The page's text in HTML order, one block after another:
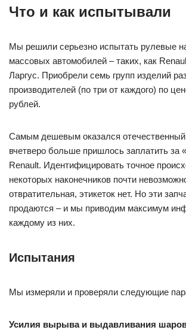
Что и как испытывали
Мы решили серьезно испытать рулевые
массовых автомобилей – таких, как
Ларгус. Приобрели семь групп изделий
производителей (по три от каждого) по
рублей.
Самым дешевым оказался
вчетверо больше пришлось заплатить за
Renault. Идентифицировать точное
некоторых наконечников почти
отвратительная, этикеток нет. Но эти
продаются – и мы приводим максимум
каждому из них.
Испытания
Мы измеряли и проверяли следующие
Усилия вырыва и выдавливания